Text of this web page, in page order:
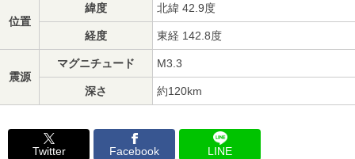
位置
緯度 北緯 42.9度
経度 東経 142.8度
震源
マグニチュード M3.3
深さ 約120km
Twitter Facebook LINE